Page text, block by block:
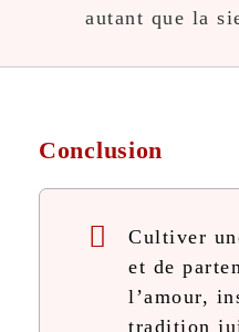
autant que la
Conclusion
Cultiver
et de
l’amour,
tradition